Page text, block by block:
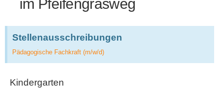
im Pfeifengrasweg
Stellenausschreibungen
Pädagogische Fachkraft (m/w/d)
Kindergarten